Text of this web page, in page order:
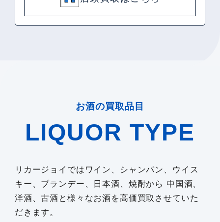
お酒の買取品目
LIQUOR TYPE
リカージョイではワイン、シャンパン、ウイス
キー、ブランデー、日本酒、焼酎から 中国酒、
洋酒、古酒と様々なお酒を高価買取させていた
だきます。